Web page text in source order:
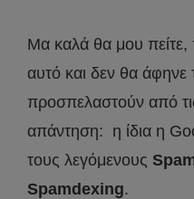
Μα καλά θα μου πείτε,
αυτό και δεν θα
προσπελαστούν από
απάντηση: η ίδια η
τους λεγόμενους
Spamdexing.